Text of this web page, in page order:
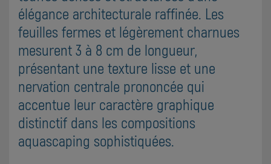
élégance architecturale raffinée. Les
feuilles fermes et légèrement charnues
mesurent 3 à 8 cm de longueur,
présentant une texture lisse et une
nervation centrale prononcée qui
accentue leur caractère graphique
distinctif dans les compositions
aquascaping sophistiquées.